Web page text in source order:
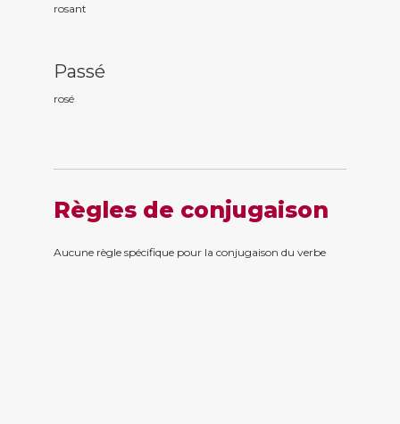
rosant
Passé
rosé
Règles de conjugaison
Aucune règle spécifique pour la conjugaison du verbe